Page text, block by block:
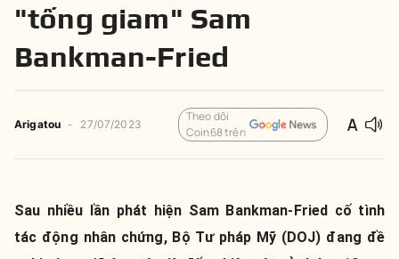
"tống giam" Sam
Bankman-Fried
Arigatou - 27/07/2023
Theo dõi
Coin68 trên
Sau nhiều lần phát hiện Sam Bankman-Fried cố tình
tác động nhân chứng, Bộ Tư pháp Mỹ (DOJ) đang đề